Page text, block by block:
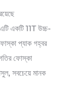
একটি 11T উচ্চ-
প্যাক গহ্বর
ফোস্কা
সবচেয়ে মানক